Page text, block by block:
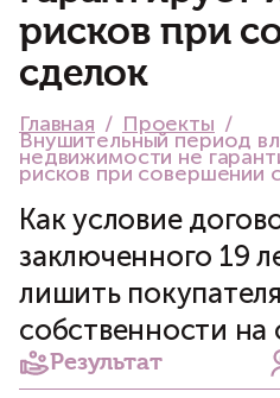
рисков при
сделок
Главная Проекты
Внушительный период
недвижимости не
рисков при совершении
Как условие
заключенного 19
лишить
собственности на
Результат